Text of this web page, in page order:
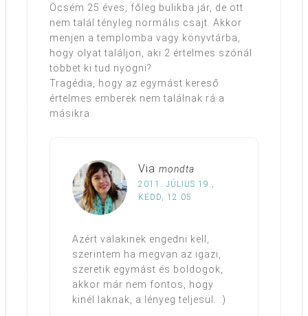
Öcsém 25 éves, főleg bulikba jár, de ott
nem talál tényleg normális csajt. Akkor
menjen a templomba vagy könyvtárba,
hogy olyat találjon, aki 2 értelmes szónál
többet ki tud nyögni?
Tragédia, hogy az egymást kereső
értelmes emberek nem találnak rá a
másikra.
Via mondta
2011. JÚLIUS 19.,
KEDD, 12:05
Azért valakinek engedni kell,
szerintem ha megvan az igazi,
szeretik egymást és boldogok,
akkor már nem fontos, hogy
kinél laknak, a lényeg teljesül. :)